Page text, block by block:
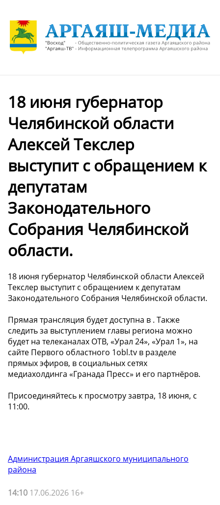
18 июня губернатор
Челябинской области
Алексей Текслер
выступит с обращением к
депутатам
Законодательного
Собрания Челябинской
области.
18 июня губернатор Челябинской области Алексей
Текслер выступит с обращением к депутатам
Законодательного Собрания Челябинской области.
Прямая трансляция будет доступна в . Также
следить за выступлением главы региона можно
будет на телеканалах ОТВ, «Урал 24», «Урал 1», на
сайте Первого областного 1obl.tv в разделе
прямых эфиров, в социальных сетях
медиахолдинга «Гранада Пресс» и его партнёров.
Присоединяйтесь к просмотру завтра, 18 июня, с
11:00.
Администрация Аргаяшского муниципального
района
14:10 17.06.2026 16+